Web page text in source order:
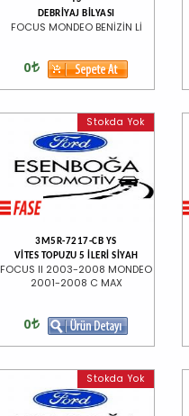
DEBRİYAJ BİLYASI
FOCUS MONDEO BENİZİN Lİ
0
Stokda Yok
3M5R-7217-CB YS
VİTES TOPUZU 5 İLERİ SİYAH
FOCUS II 2003-2008 MONDEO
2001-2008 C MAX
0
Stokda Yok